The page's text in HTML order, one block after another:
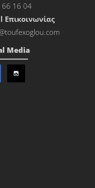
66 16 04
Επικοινωνίας
Media